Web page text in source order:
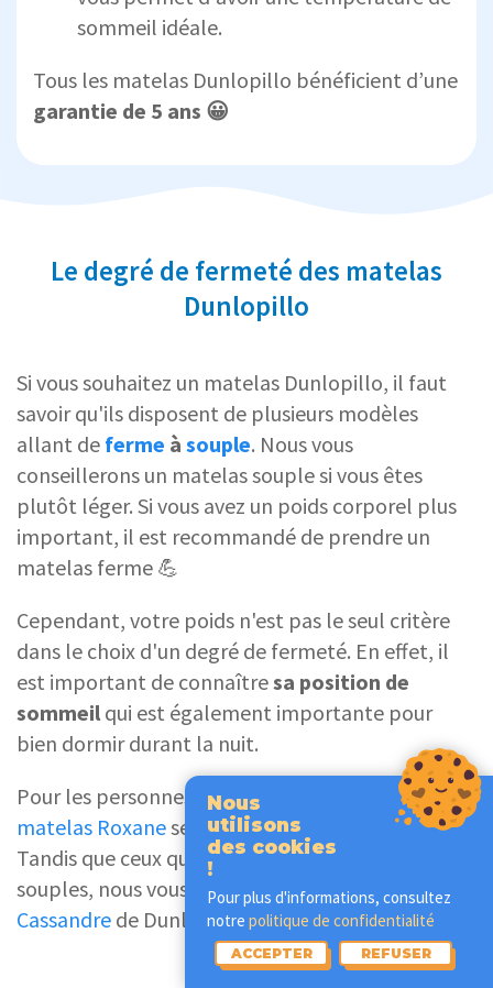
sommeil idéale.
Tous les matelas Dunlopillo bénéficient d’une
garantie de 5 ans 😀
Le degré de fermeté des matelas
Dunlopillo
Si vous souhaitez un matelas Dunlopillo, il faut
savoir qu'ils disposent de plusieurs modèles
allant de ferme à souple. Nous vous
conseillerons un matelas souple si vous êtes
plutôt léger. Si vous avez un poids corporel plus
important, il est recommandé de prendre un
matelas ferme 💪
Cependant, votre poids n'est pas le seul critère
dans le choix d'un degré de fermeté. En effet, il
est important de connaîtresa position de
sommeil qui est également importante pour
bien dormir durant la nuit.
Pour les personnes aimant les surfaces fermes, le
matelas Roxanesera plus adapté à vos attentes.
Tandis que ceux qui préfèrent les matelas
souples, nous vous conseillons lematelas
Cassandre de Dunlopillo.
Nous
utilisons
des cookies
!
Pour plus d'informations, consultez
notre politique de confidentialité
ACCEPTER REFUSER